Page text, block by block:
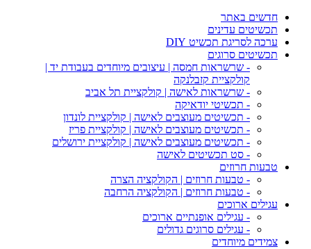
חדשים באתר
תכשיטים עדינים
ערכה לסריגת תכשיט DIY
תכשיטים סרוגים
- שרשראות חמסה | עיצובים מיוחדים בעבודת יד |
קולקציית קזבלנקה
- שרשראות לאישה | קולקציית תל אביב
- תכשיטי יודאיקה
- תכשיטים מעוצבים לאישה | קולקציית לונדון
- תכשיטים מעוצבים לאישה | קולקציית פריז
- תכשיטים מעוצבים לאישה | קולקציית ירושלים
- סט תכשיטים לאישה
טבעות חרוזים
- טבעות חרוזים | הקולקציה הצרה
- טבעות חרוזים | הקולקציה הרחבה
עגילים ארוכים
- עגילים אופנתיים ארוכים
- עגילים סרוגים גדולים
צמידים מיוחדים